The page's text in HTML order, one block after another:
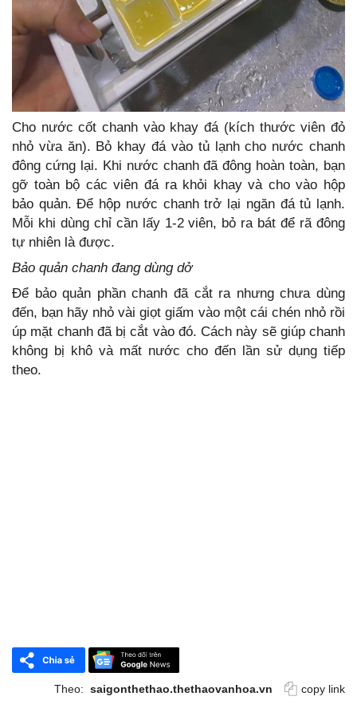
Cho nước cốt chanh vào khay đá (kích thước viên đỏ
nhỏ vừa ăn). Bỏ khay đá vào tủ lạnh cho nước chanh
đông cứng lại. Khi nước chanh đã đông hoàn toàn, bạn
gỡ toàn bộ các viên đá ra khỏi khay và cho vào hộp
bảo quản. Để hộp nước chanh trở lại ngăn đá tủ lạnh.
Mỗi khi dùng chỉ cần lấy 1-2 viên, bỏ ra bát để rã đông
tự nhiên là được.
Bảo quản chanh đang dùng dở
Để bảo quản phần chanh đã cắt ra nhưng chưa dùng
đến, bạn hãy nhỏ vài giọt giấm vào một cái chén nhỏ rồi
úp mặt chanh đã bị cắt vào đó. Cách này sẽ giúp chanh
không bị khô và mất nước cho đến lần sử dụng tiếp
theo.
Theo: saigonthethao.thethaovanhoa.vn copy link